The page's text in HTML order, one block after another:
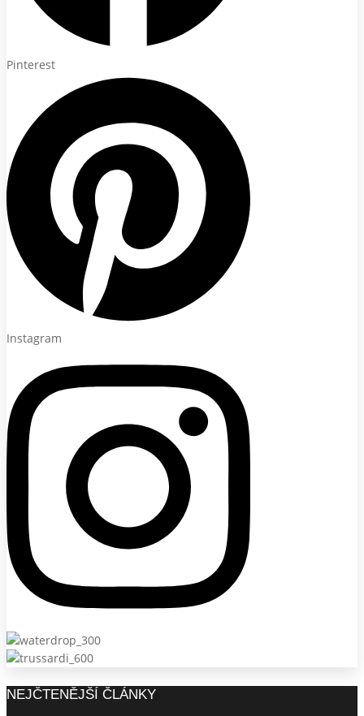
Pinterest
Instagram
NEJČTENĚJŠÍ ČLÁNKY